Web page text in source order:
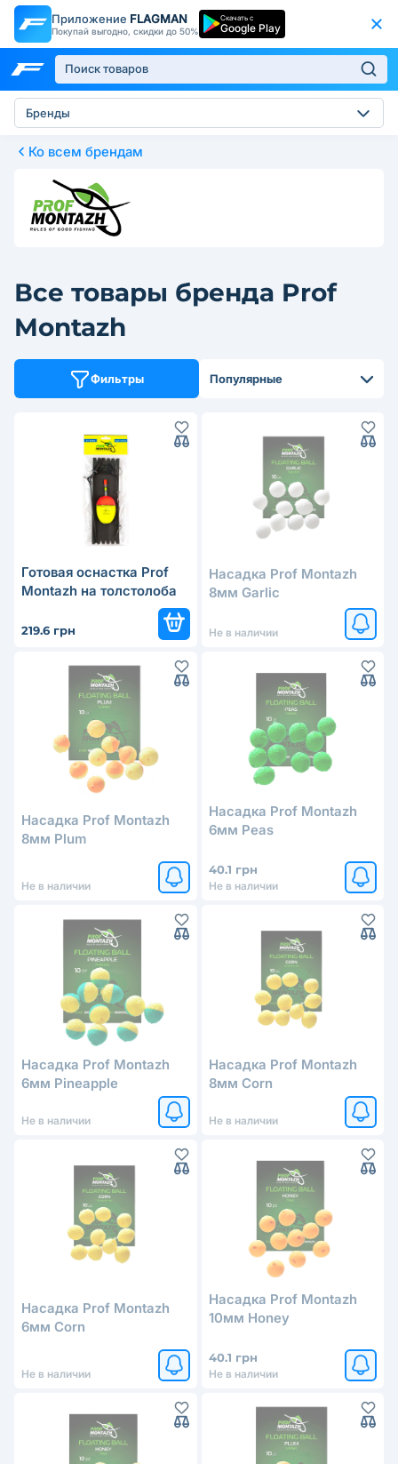
Приложение FLAGMAN
Покупай выгодно, скидки до 50%
Скачать с
Google Play
Бренды
Ко всем брендам
Все товары бренда Prof
Montazh
Фильтры Популярные
Готовая оснастка Prof
Montazh на толстолоба
219.6 грн
Насадка Prof Montazh
8мм Garlic
Не в наличии
Насадка Prof Montazh
8мм Plum
Не в наличии
Насадка Prof Montazh
6мм Peas
40.1 грн
Не в наличии
Насадка Prof Montazh
6мм Pineapple
Не в наличии
Насадка Prof Montazh
8мм Corn
Не в наличии
Насадка Prof Montazh
6мм Corn
Не в наличии
Насадка Prof Montazh
10мм Honey
40.1 грн
Не в наличии